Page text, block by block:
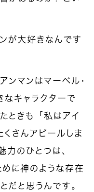
が大好きなんです
ンマンはマーベル・
キャラクターで
ときも「私はアイ
くさんアピールしま
力のひとつは、
めに神のような存在
だと思うんです。